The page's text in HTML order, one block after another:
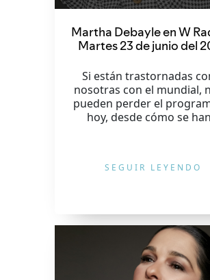
Martha Debayle en W
Martes 23 de junio del
Si están trastornadas
nosotras con el mundial,
pueden perder el
hoy, desde cómo se
SEGUIR LEYENDO